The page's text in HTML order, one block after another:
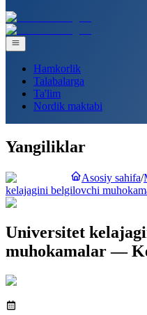
Hamkorlik
Talabalarga
Ta'lim
Nordik maktabi
Yangiliklar
Asosiy sahifa/
kelajagini belgilovchi
Universitet
muhokamalar —